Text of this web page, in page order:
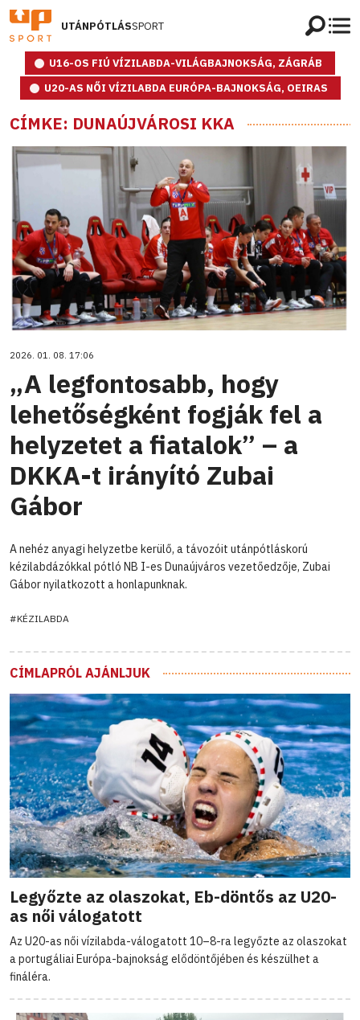
UTÁNPÓTLÁSSPORT
U16-OS FIÚ VÍZILABDA-VILÁGBAJNOKSÁG, ZÁGRÁB
U20-AS NŐI VÍZILABDA EURÓPA-BAJNOKSÁG, OEIRAS
CÍMKE: DUNAÚJVÁROSI KKA
2026. 01. 08. 17:06
„A legfontosabb, hogy
lehetőségként fogják fel a
helyzetet a fiatalok” – a
DKKA-t irányító Zubai
Gábor
A nehéz anyagi helyzetbe kerülő, a távozóit utánpótláskorú
kézilabdázókkal pótló NB I-es Dunaújváros vezetőedzője, Zubai
Gábor nyilatkozott a honlapunknak.
#KÉZILABDA
CÍMLAPRÓL AJÁNLJUK
Legyőzte az olaszokat, Eb-döntős az U20-
as női válogatott
Az U20-as női vízilabda-válogatott 10–8-ra legyőzte az olaszokat
a portugáliai Európa-bajnokság elődöntőjében és készülhet a
fináléra.